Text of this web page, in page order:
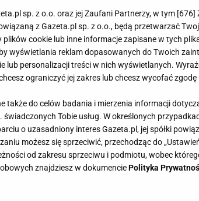
Jak grać w hokeja?
sp. z o.o. oraz jej Zaufani Partnerzy, w tym [676]
z Gazeta.pl sp. z o.o., będą przetwarzać
cookie lub inne informacje zapisane w tych
wyświetlania reklam dopasowanych do Twoich
lub personalizacji treści w nich wyświetlanych.
ograniczyć jej zakres lub chcesz wycofać
także do celów badania i mierzenia informacji
Tobie usług. W określonych
o uzasadniony interes Gazeta.pl, jej spółki
możesz się sprzeciwić, przechodząc do
od zakresu sprzeciwu i podmiotu, wobec
znajdziesz w dokumenciePolityka